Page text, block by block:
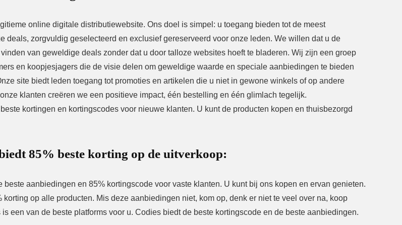
online digitale distributiewebsite. Ons doel is simpel: u toegang bieden tot de meest
deals, zorgvuldig geselecteerd en exclusief gereserveerd voor onze leden. We willen dat u de
van geweldige deals zonder dat u door talloze websites hoeft te bladeren. Wij zijn een groep
en koopjesjagers die de visie delen om geweldige waarde en speciale aanbiedingen te bieden
site biedt leden toegang tot promoties en artikelen die u niet in gewone winkels of op andere
klanten creëren we een positieve impact, één bestelling en één glimlach tegelijk.
kortingen en kortingscodes voor nieuwe klanten. U kunt de producten kopen en thuisbezorgd
85% beste korting op de uitverkoop:
beste aanbiedingen en 85% kortingscode voor vaste klanten. U kunt bij ons kopen en ervan genieten.
korting op alle producten. Mis deze aanbiedingen niet, kom op, denk er niet te veel over na, koop
een van de beste platforms voor u. Codies biedt de beste kortingscode en de beste aanbiedingen.